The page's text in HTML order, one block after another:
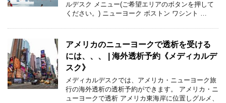
ルデスク メニュー(ご希望エリアのボタンを押して
ください。) ニューヨーク ボストン ワシント …
アメリカのニューヨークで透析を受ける
には、、、 | 海外透析予約《メディカルデ
スク》
メディカルデスクでは、アメリカ・ニューヨーク旅
行の海外透析の透析予約ができます。 アメリカ・ニ
ューヨークで透析 アメリカ東海岸に位置しグルメ、